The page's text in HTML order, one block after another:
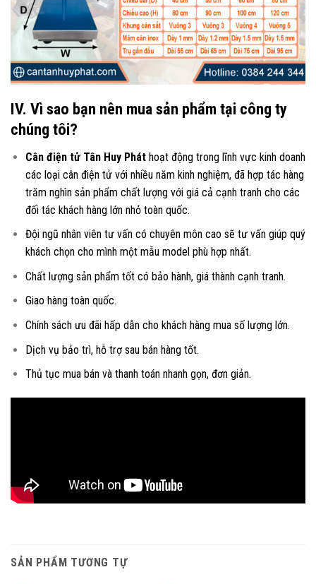
IV. Vì sao bạn nên mua sản phẩm tại công ty
chúng tôi?
Cân điện tử Tân Huy Pháthoạt động trong lĩnh vực kinh doanh
các loại cân điện tửvới nhiều năm kinh nghiệm, đã hợp tác hàng
trăm nghìn sản phẩm chất lượng với giá cả cạnh tranh cho các
đối tác khách hàng lớn nhỏ toàn quốc.
Đội ngũ nhân viên tư vấn có chuyên môn cao sẽ tư vấn giúp quý
khách chọn cho mình một mẫu model phù hợp nhất.
Chất lượng sản phẩm tốt có bảo hành, giá thành cạnh tranh.
Giao hàng toàn quốc.
Chính sách ưu đãi hấp dẫn cho khách hàng mua số lượng lớn.
Dịch vụ bảo trì, hỗ trợ sau bán hàng tốt.
Thủ tục mua bán và thanh toán nhanh gọn, đơn giản.
SẢN PHẨM TƯƠNG TỰ